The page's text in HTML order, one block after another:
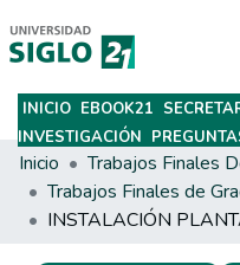
Subir
INICIO EBOOK21
INVESTIGACIÓN
Inicio
Trabajos Finales de